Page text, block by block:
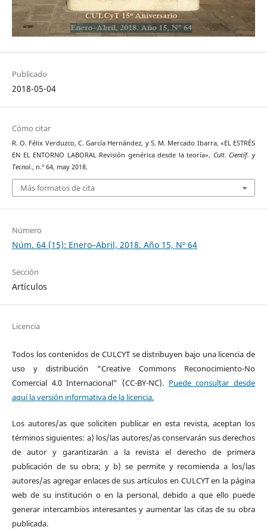
Publicado
2018-05-04
Cómo citar
R. O. Félix Verduzco, C. García Hernández, y S. M. Mercado Ibarra, «EL ESTRÉS
EN EL ENTORNO LABORAL Revisión genérica desde la teoría», Cult. Científ. y
Tecnol., n.º 64, may 2018.
Más formatos de cita
Número
Núm. 64 (15): Enero–Abril, 2018. Año 15, Nº 64
Sección
Artículos
Licencia
Todos los contenidos de CULCYT se distribuyen bajo una licencia de
uso y distribución “Creative Commons Reconocimiento-No
Comercial 4.0 Internacional” (CC-BY-NC). Puede consultar desde
aquí la versión informativa de la licencia.
Los autores/as que soliciten publicar en esta revista, aceptan los
términos siguientes: a) los/las autores/as conservarán sus derechos
de autor y garantizarán a la revista el derecho de primera
publicación de su obra; y b) se permite y recomienda a los/las
autores/as agregar enlaces de sus artículos en CULCYT en la página
web de su institución o en la personal, debido a que ello puede
generar intercambios interesantes y aumentar las citas de su obra
publicada.